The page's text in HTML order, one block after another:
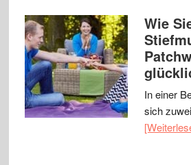
Wie
In einer
sich